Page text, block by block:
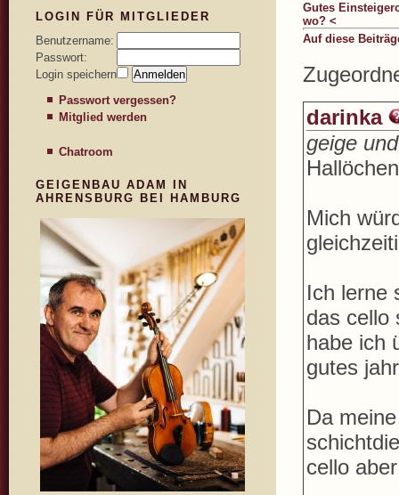
Gutes
wo? <
Auf diese
darinka
geige
Mich
Ich lerne
das cello
habe ich
gutes
Da
cello
LOGIN FÜR MITGLIEDER
Benutzername:
Passwort:
Login speichern
Passwort vergessen?
Mitglied werden
Chatroom
GEIGENBAU ADAM IN
AHRENSBURG BEI HAMBURG